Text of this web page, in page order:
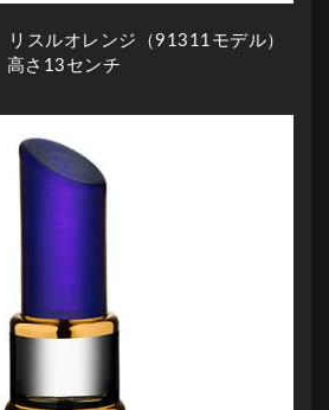
スルオレンジ（91311モデル）
高さ13センチ